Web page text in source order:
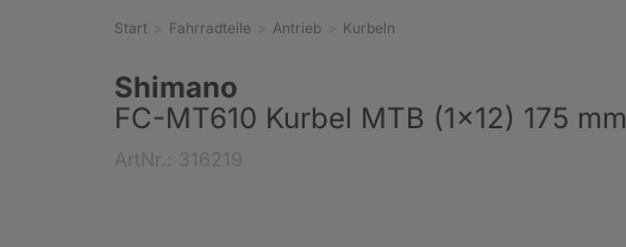
Start Fahrradteile Antrieb Kurbeln
Shimano
FC-MT610 Kurbel MTB (1x12) 175 mm